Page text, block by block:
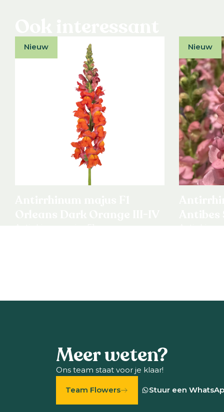
Nieuw Nieuw
Meer weten?
Ons team staat voor je klaar!
Team Flowers Stuur een